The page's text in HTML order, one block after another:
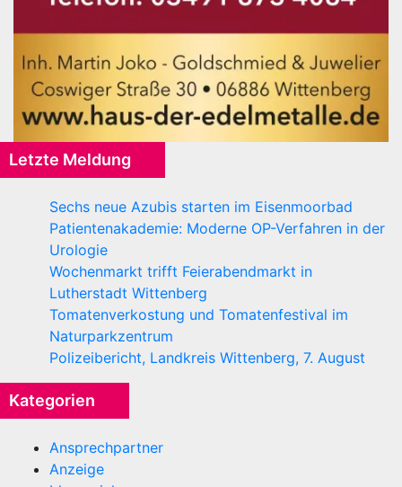
Letzte Meldung
Sechs neue Azubis starten im Eisenmoorbad
Patientenakademie: Moderne OP-Verfahren in der
Urologie
Wochenmarkt trifft Feierabendmarkt in
Lutherstadt Wittenberg
Tomatenverkostung und Tomatenfestival im
Naturparkzentrum
Polizeibericht, Landkreis Wittenberg, 7. August
Kategorien
Ansprechpartner
Anzeige